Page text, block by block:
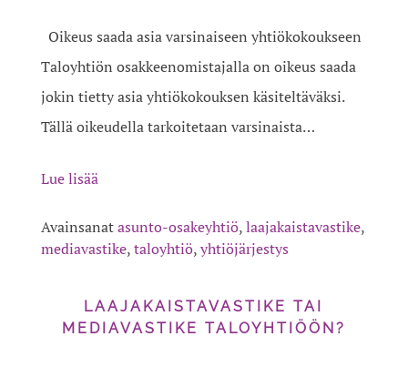
Oikeus saada asia varsinaiseen yhtiökokoukseen
Taloyhtiön osakkeenomistajalla on oikeus saada
jokin tietty asia yhtiökokouksen käsiteltäväksi.
Tällä oikeudella tarkoitetaan varsinaista…
Lue lisää
Avainsanatasunto-osakeyhtiö,laajakaistavastike,
mediavastike,taloyhtiö,yhtiöjärjestys
LAAJAKAISTAVASTIKE TAI
MEDIAVASTIKE TALOYHTIÖÖN?